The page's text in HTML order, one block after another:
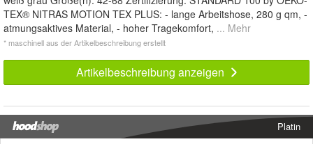
TEX® NITRAS MOTION TEX PLUS: - lange Arbeitshose, 280 g qm, -
atmungsaktives Material, - hoher Tragekomfort, ... Mehr
* maschinell aus der Artikelbeschreibung erstellt
Artikelbeschreibung anzeigen
Platin